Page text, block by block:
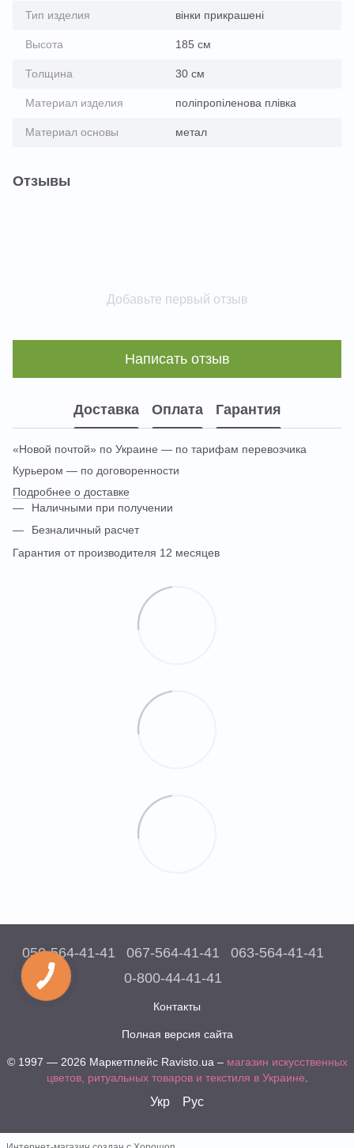
Тип изделия вінки прикрашені
Высота 185 см
Толщина 30 см
Материал изделия поліпропіленова плівка
Материал основы метал
Отзывы
Добавьте первый отзыв
Написать отзыв
Доставка Оплата Гарантия
«Новой почтой» по Украине — по тарифам перевозчика
Курьером — по договоренности
Подробнее о доставке
Наличными при получении
Безналичный расчет
Гарантия от производителя 12 месяцев
050-564-41-41 067-564-41-41
063-564-41-41
0-800-44-41-41
Контакты
Полная версия сайта
© 1997 — 2026 Маркетплейс Ravisto.ua – магазин искусственных
цветов, ритуальных товаров и текстиля в Украине
Укр Рус